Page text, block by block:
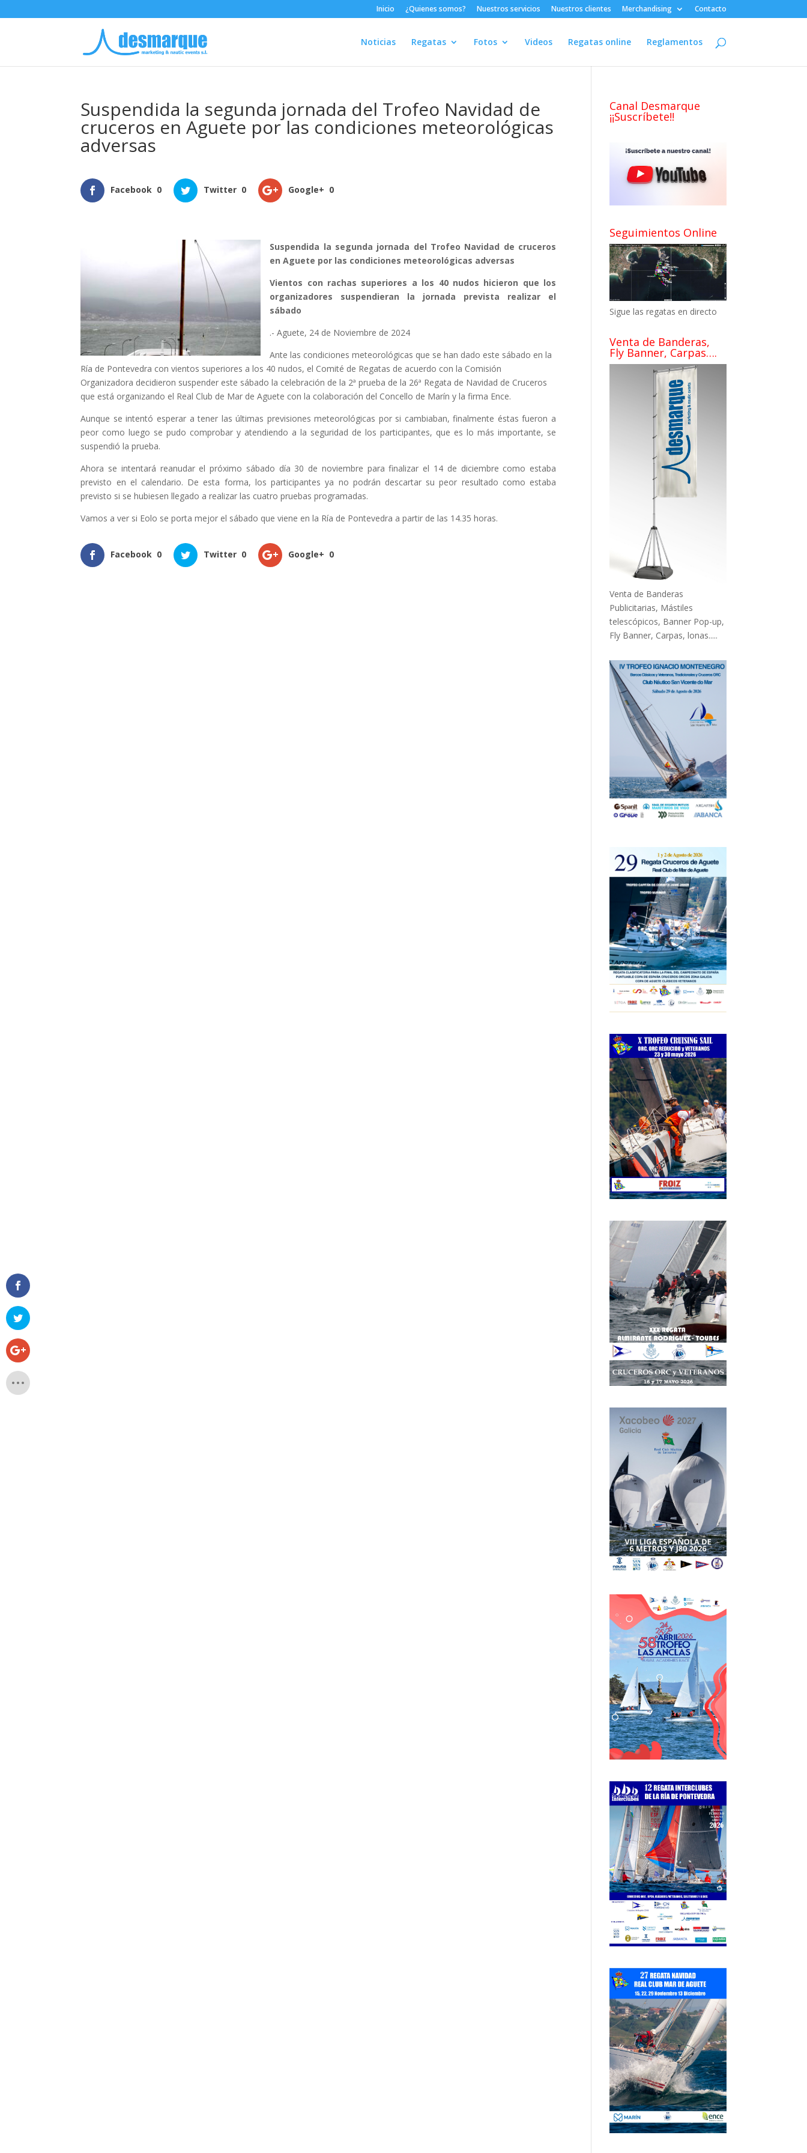
Inicio ¿Quienes somos? Nuestros servicios Nuestros clientes Merchandising Contacto
Noticias Regatas Fotos Videos Regatas online Reglamentos
Suspendida la segunda jornada del Trofeo Navidad de
cruceros en Aguete por las condiciones meteorológicas
adversas
Facebook 0 Twitter 0 Google+ 0
Suspendida la segunda jornada del Trofeo Navidad de cruceros
en Aguete por las condiciones meteorológicas adversas
Vientos con rachas superiores a los 40 nudos hicieron que los
organizadores suspendieran la jornada prevista realizar el
sábado
.- Aguete, 24 de Noviembre de 2024
Ante las condiciones meteorológicas que se han dado este sábado en la
Ría de Pontevedra con vientos superiores a los 40 nudos, el Comité de Regatas de acuerdo con la Comisión
Organizadora decidieron suspender este sábado la celebración de la 2ª prueba de la 26ª Regata de Navidad de Cruceros
que está organizando el Real Club de Mar de Aguete con la colaboración del Concello de Marín y la firma Ence.
Aunque se intentó esperar a tener las últimas previsiones meteorológicas por si cambiaban, finalmente éstas fueron a
peor como luego se pudo comprobar y atendiendo a la seguridad de los participantes, que es lo más importante, se
suspendió la prueba.
Ahora se intentará reanudar el próximo sábado día 30 de noviembre para finalizar el 14 de diciembre como estaba
previsto en el calendario. De esta forma, los participantes ya no podrán descartar su peor resultado como estaba
previsto si se hubiesen llegado a realizar las cuatro pruebas programadas.
Vamos a ver si Eolo se porta mejor el sábado que viene en la Ría de Pontevedra a partir de las 14.35 horas.
Facebook 0 Twitter 0 Google+ 0
Canal Desmarque
¡¡Suscríbete!!
Seguimientos Online
Sigue las regatas en directo
Venta de Banderas,
Fly Banner, Carpas….
Venta de Banderas
Publicitarias, Mástiles
telescópicos, Banner Pop-up,
Fly Banner, Carpas, lonas.....